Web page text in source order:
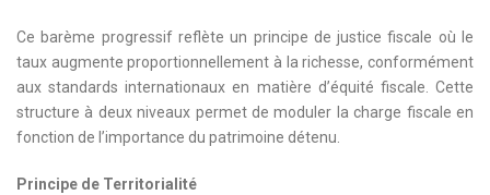
Ce barème progressif reflète un principe de justice fiscale où le
taux augmente proportionnellement à la richesse, conformément
aux standards internationaux en matière d’équité fiscale. Cette
structure à deux niveaux permet de moduler la charge fiscale en
fonction de l’importance du patrimoine détenu.
Principe de Territorialité